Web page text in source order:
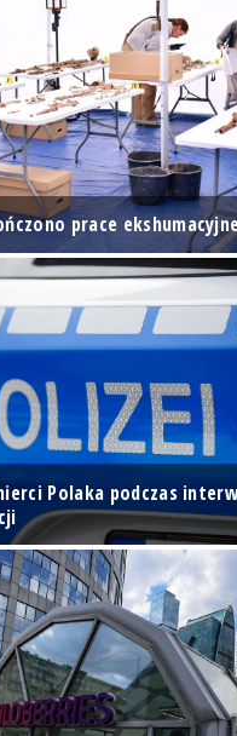
prace
Polaka podczas